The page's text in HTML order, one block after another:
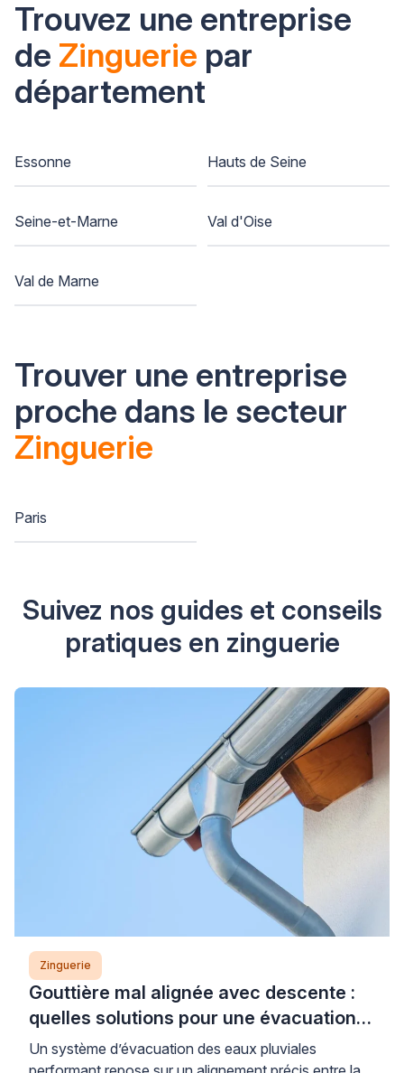
Trouvez une entreprise
de Zinguerie par
département
Essonne Hauts de Seine
Seine-et-Marne Val d'Oise
Val de Marne
Trouver une entreprise
proche dans le secteur
Zinguerie
Paris
Suivez nos guides et conseils
pratiques en zinguerie
Zinguerie
Gouttière mal alignée avec descente :
quelles solutions pour une évacuation
efficace ?
Un système d’évacuation des eaux pluviales